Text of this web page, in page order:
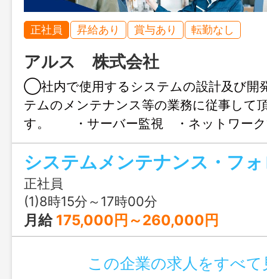
正社員 昇給あり 賞与あり 転勤なし
アルス 株式会社
◯社内で使用するシステムの設計及び開
テムのメンテナンス等の業務に従事して
す。 ・サーバー監視 ・ネットワー
ーベース操作（ＳＱＬ） ・情報セキュリ
っていただきます。 サーバ環境は、Ｗ
です。 変更範囲：会社が定める業務
システムメンテナンス・フ
正社員
(1)8時15分～17時00分
月給 175,000円～260,000円
この企業の求人をすべて